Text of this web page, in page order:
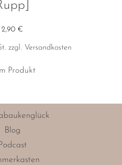
2,90 €
zzgl. Versandkosten
Produkt
Blog
Podcast